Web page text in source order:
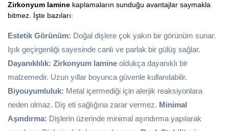
Zirkonyum lamine kaplamaların sunduğu avantajlar saymakla
bitmez. İşte bazıları:
Estetik Görünüm: Doğal dişlere çok yakın bir görünüm sunar.
Işık geçirgenliği sayesinde canlı ve parlak bir gülüş sağlar.
Dayanıklılık: Zirkonyum lamine oldukça dayanıklı bir
malzemedir. Uzun yıllar boyunca güvenle kullanılabilir.
Biyouyumluluk: Metal içermediği için alerjik reaksiyonlara
neden olmaz. Diş eti sağlığına zarar vermez. Minimal
Aşındırma: Dişlerin üzerinde minimal aşındırma yapılarak